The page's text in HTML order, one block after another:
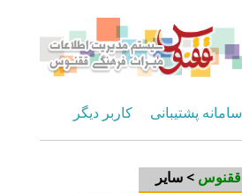
سامانه پشتیبانی کاربر دیگر
ققنوس >سایر